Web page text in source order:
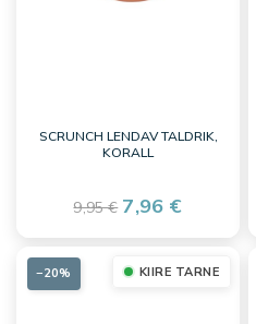
SCRUNCH LENDAV TALDRIK,
KORALL
9,95 € 7,96 €
KIIRE TARNE
−20%